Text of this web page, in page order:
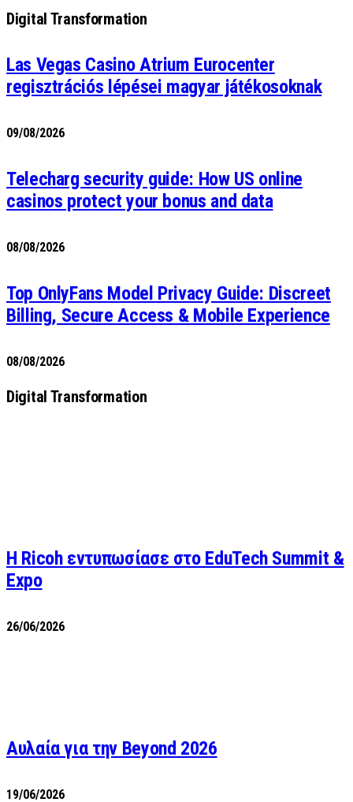
Digital Transformation
Las Vegas Casino Atrium Eurocenter
regisztrációs lépései magyar játékosoknak
09/08/2026
Telecharg security guide: How US online
casinos protect your bonus and data
08/08/2026
Top OnlyFans Model Privacy Guide: Discreet
Billing, Secure Access & Mobile Experience
08/08/2026
Digital Transformation
Η Ricoh εντυπωσίασε στο EduTech Summit &
Expo
26/06/2026
Αυλαία για την Beyond 2026
19/06/2026